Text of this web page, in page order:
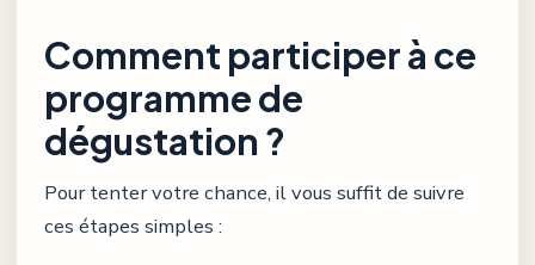
Comment participer à ce
programme de
dégustation ?
Pour tenter votre chance, il vous suffit de suivre
ces étapes simples :